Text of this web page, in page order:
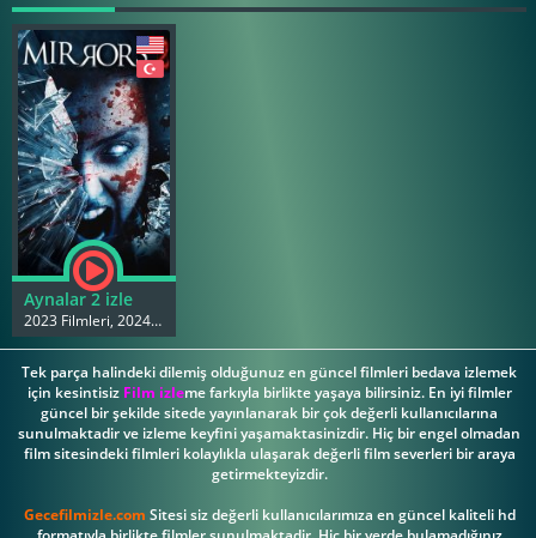
Aynalar 2 izle
2023 Filmleri, 2024 Filmleri
Tek parça halindeki dilemiş olduğunuz en güncel filmleri bedava izlemek
için kesintisiz Film izleme farkıyla birlikte yaşaya bilirsiniz. En iyi filmler
güncel bir şekilde sitede yayınlanarak bir çok değerli kullanıcılarına
sunulmaktadir ve izleme keyfini yaşamaktasinizdir. Hiç bir engel olmadan
film sitesindeki filmleri kolaylıkla ulaşarak değerli film severleri bir araya
getirmekteyizdir.
Gecefilmizle.com Sitesi siz değerli kullanıcılarımıza en güncel kaliteli hd